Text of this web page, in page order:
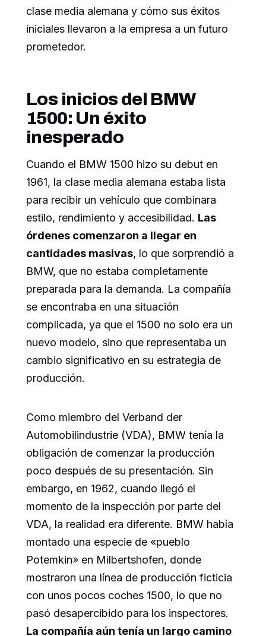
clase media alemana y cómo sus éxitos
iniciales llevaron a la empresa a un futuro
prometedor.
Los inicios del BMW
1500: Un éxito
inesperado
Cuando el BMW 1500 hizo su debut en
1961, la clase media alemana estaba lista
para recibir un vehículo que combinara
estilo, rendimiento y accesibilidad. Las
órdenes comenzaron a llegar en
cantidades masivas, lo que sorprendió a
BMW, que no estaba completamente
preparada para la demanda. La compañía
se encontraba en una situación
complicada, ya que el 1500 no solo era un
nuevo modelo, sino que representaba un
cambio significativo en su estrategia de
producción.
Como miembro del Verband der
Automobilindustrie (VDA), BMW tenía la
obligación de comenzar la producción
poco después de su presentación. Sin
embargo, en 1962, cuando llegó el
momento de la inspección por parte del
VDA, la realidad era diferente. BMW había
montado una especie de «pueblo
Potemkin» en Milbertshofen, donde
mostraron una línea de producción ficticia
con unos pocos coches 1500, lo que no
pasó desapercibido para los inspectores.
La compañía aún tenía un largo camino